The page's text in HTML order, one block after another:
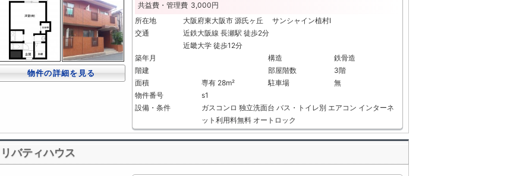
物件の詳細を見る
共益費・管理費 3,000円
所在地
大阪府東大阪市 源氏ヶ丘 サンシャイン植村Ⅰ
交通
近鉄大阪線 長瀬駅 徒歩2分
近畿大学 徒歩12分
築年月
構造
鉄骨造
階建
部屋階数
3階
面積
専有 28m² 駐車場
無
物件番号
s1
設備・条件
ガスコンロ 独立洗面台 バス・トイレ別 エアコン インターネ
ット利用料無料 オートロック
リバティハウス